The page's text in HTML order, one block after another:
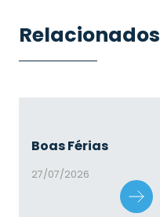
Relacionados
Boas Férias
27/07/2026